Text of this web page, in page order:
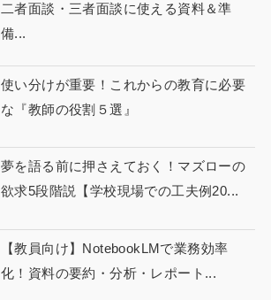
二者面談・三者面談に使える資料＆準
備...
使い分けが重要！これからの教育に必要
な『教師の役割５選』
夢を語る前に押さえておく！マズローの
欲求5段階説【学校現場での工夫例20...
【教員向け】NotebookLMで業務効率
化！資料の要約・分析・レポート...